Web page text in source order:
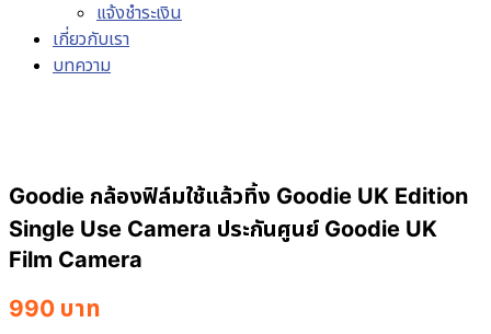
แจ้งชำระเงิน
เกี่ยวกับเรา
บทความ
Goodie กล้องฟิล์มใช้แล้วทิ้ง Goodie UK Edition
Single Use Camera ประกันศูนย์ Goodie UK
Film Camera
990 บาท